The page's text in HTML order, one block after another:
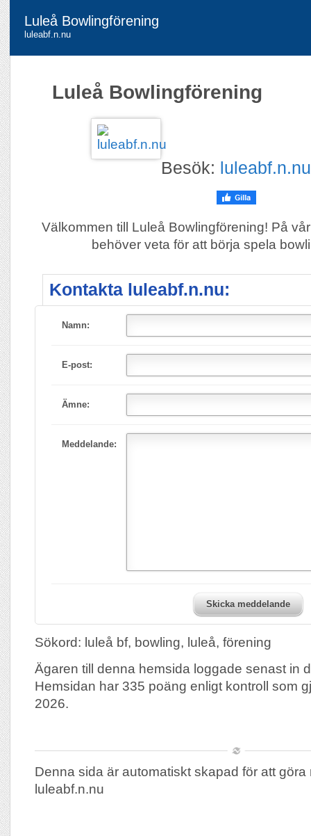
Luleå Bowlingförening
luleabf.n.nu
Luleå Bowlingförening
Besök: luleabf.n.nu
Välkommen till Luleå Bowlingförening! På
behöver veta för att börja spela
Kontakta luleabf.n.nu:
Namn:
E-post:
Ämne:
Meddelande:
Skicka meddelande
Sökord: luleå bf, bowling, luleå, förening
Ägaren till denna hemsida loggade senast in
Hemsidan har 335 poäng enligt kontroll som
2026.
Denna sida är automatiskt skapad för att göra
luleabf.n.nu